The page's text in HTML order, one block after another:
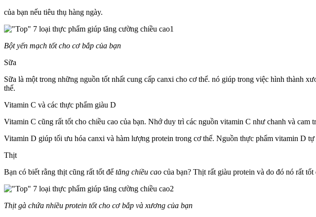
của bạn nếu tiêu thụ hàng ngày.
Bột yến mạch tốt cho cơ bắp của bạn
Sữa
Sữa là một trong những nguồn tốt nhất cung cấp canxi cho cơ thể. nó giúp trong việc hình thành
thể.
Vitamin C và các thực phẩm giàu D
Vitamin C cũng rất tốt cho chiều cao của bạn. Nhớ duy trì các nguồn vitamin C như chanh và cam
Vitamin D giúp tối ưu hóa canxi và hàm lượng protein trong cơ thể. Nguồn thực phẩm vitamin D
Thịt
Bạn có biết rằng thịt cũng rất tốt để tăng chiều cao của bạn? Thịt rất giàu protein và do đó nó rất
Thịt gà chứa nhiều protein tốt cho cơ bắp và xương của bạn